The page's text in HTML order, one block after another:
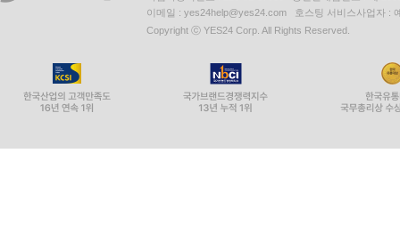
이메일 : yes24help@yes24.com 호스팅 서비스사업자 :
Copyright ⓒ YES24 Corp. All Rights Reserved.